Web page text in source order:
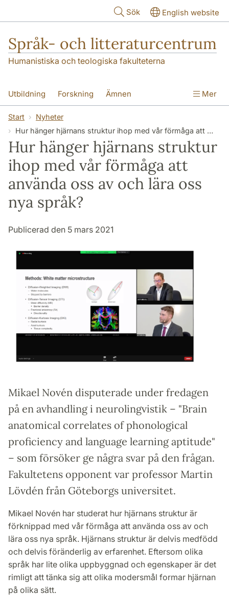
Sök English website
Språk- och litteraturcentrum
Humanistiska och teologiska fakulteterna
Utbildning Forskning Ämnen
SOL-husen Kontakt
översättning till svenska
Mer
Start
Nyheter
Hur hänger hjärnans struktur ihop med vår förmåga att använda oss av och lära oss nya språk?
Hur hänger hjärnans struktur
ihop med vår förmåga att
använda oss av och lära oss
nya språk?
Publicerad den 5 mars 2021
Mikael Novén disputerade under fredagen
på en avhandling i neurolingvistik – "Brain
anatomical correlates of phonological
proficiency and language learning aptitude"
– som försöker ge några svar på den frågan.
Fakultetens opponent var professor Martin
Lövdén från Göteborgs universitet.
Mikael Novén har studerat hur hjärnans struktur är
förknippad med vår förmåga att använda oss av och
lära oss nya språk. Hjärnans struktur är delvis medfödd
och delvis föränderlig av erfarenhet. Eftersom olika
språk har lite olika uppbyggnad och egenskaper är det
rimligt att tänka sig att olika modersmål formar hjärnan
på olika sätt.